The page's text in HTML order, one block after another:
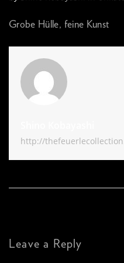
Grobe Hülle, feine Kunst
http://
Leave a Reply